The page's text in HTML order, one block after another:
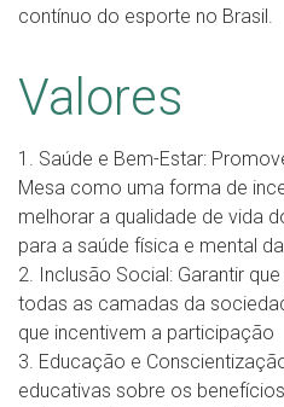
contínuo do esporte no Brasil.
Valores
1. Saúde e Bem-Estar:
Mesa como uma forma de
melhorar a qualidade de vida
para a saúde física e mental
2. Inclusão Social: Garantir
todas as camadas da
que incentivem a participação
3. Educação e
educativas sobre os